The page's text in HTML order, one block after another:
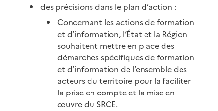
des précisions dans le plan d’action :
Concernant les actions de formation
et d’information, l’État et la Région
souhaitent mettre en place des
démarches spécifiques de formation
et d’information de l’ensemble des
acteurs du territoire pour la faciliter
la prise en compte et la mise en
œuvre du SRCE.